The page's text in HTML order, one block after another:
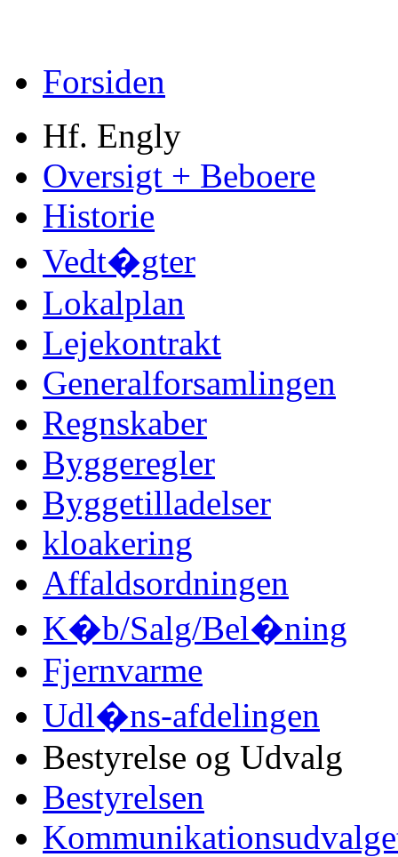
Forsiden
Hf. Engly
Oversigt + Beboere
Historie
Vedt�gter
Lokalplan
Lejekontrakt
Generalforsamlingen
Regnskaber
Byggeregler
Byggetilladelser
kloakering
Affaldsordningen
K�b/Salg/Bel�ning
Fjernvarme
Udl�ns-afdelingen
Bestyrelse og Udvalg
Bestyrelsen